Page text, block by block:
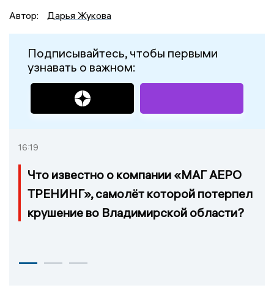
Автор:
Дарья Жукова
Подписывайтесь, чтобы первыми
узнавать о важном:
16:19
Что известно о компании «МАГ АЕРО
ТРЕНИНГ», самолёт которой потерпел
крушение во Владимирской области?